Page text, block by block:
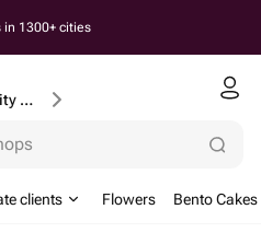
in 1300+ cities
House number, street, city or postcode
clients Flowers Bento Cakes